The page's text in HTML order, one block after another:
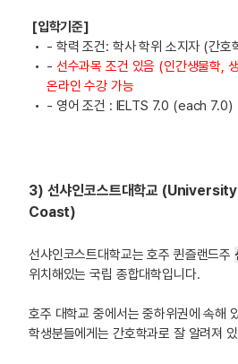
[입학기준]
- 학력 조건: 학사 학위 소지자 (간호
- 선수과목 조건 있음 (인간생물학,
온라인 수강 가능
- 영어 조건 : IELTS 7.0 (each 7.0)
3) 선샤인코스트대학교
Coast)
선샤인코스트대학교는 호주 퀸즐랜드주
위치해있는 국립 종합대학입니다.
호주 대학교 중에서는 중하위권에 속해
학생분들에게는 간호학과로 잘 알려져